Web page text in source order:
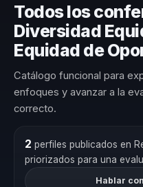
Todos los
Diversidad
Equidad de
Catálogo funcional para
enfoques y avanzar a la
correcto.
2 perfiles publicados en
priorizados para una
Hablar